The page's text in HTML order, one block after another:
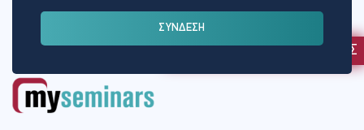
ΤΟΠΟΘΕΣΊΑ:
ONLINE VIRTUAL CLASSROOM
Πέμπτη - 17 Απρ 2025
ΕΚΔΗΛΩΣΗ ΕΝΔΙΑΦΕΡΟΝΤΟΣ
ΣΥΝΔΕΣΗ